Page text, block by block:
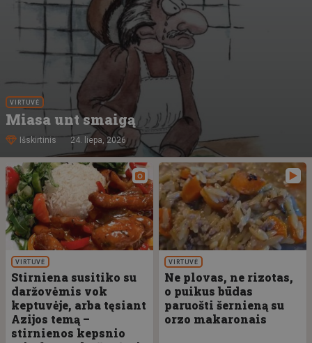
VIRTUVĖ
Miasa unt smaigą
Išskirtinis 24. liepa, 2026
VIRTUVĖ
Stirniena susitiko su
daržovėmis vok
keptuvėje, arba tęsiant
Azijos temą –
stirnienos kepsnio
VIRTUVĖ
Ne plovas, ne rizotas,
o puikus būdas
paruošti šernieną su
orzo makaronais